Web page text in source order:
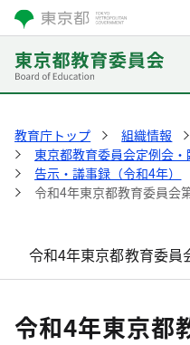
教育庁トップ 組織情報
東京都教育委員会定例会
告示・議事録（令和4年）
令和4年東京都教育委員会
令和4年東京都教育委員
令和4年東京都